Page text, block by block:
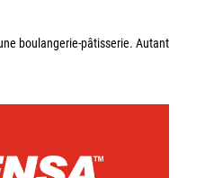
boulangerie-pâtisserie. Autant